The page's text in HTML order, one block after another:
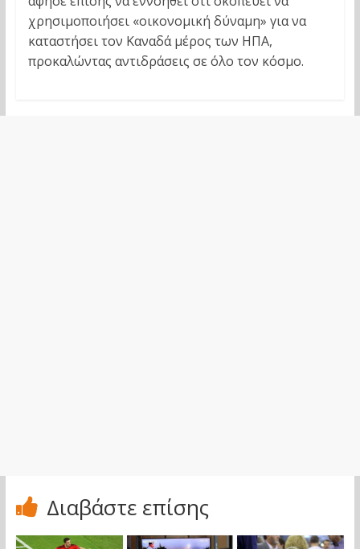
χρησιμοποιήσει «οικονομική δύναμη» για να
καταστήσει τον Καναδά μέρος των ΗΠΑ,
προκαλώντας αντιδράσεις σε όλο τον κόσμο.
Διαβάστε επίσης